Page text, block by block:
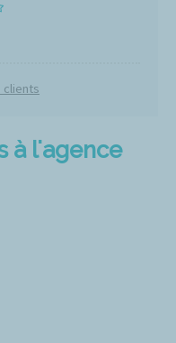
à l'agence
clients